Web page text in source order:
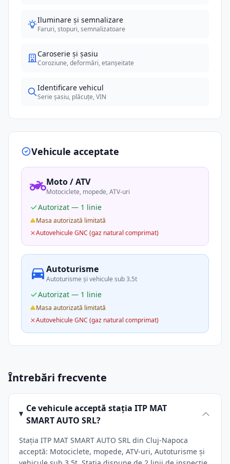
Iluminare și semnalizare
Faruri, stopuri, semnalizatoare
Caroserie și șasiu
Coroziune, deformări, etanșeitate
Identificare vehicul
Serie șasiu, plăcuțe, VIN
Vehicule acceptate
Moto / ATV
Motociclete, mopede, ATV-uri
Autorizat — 1 linie
Masa autorizată limitată
Autovehicule GNC (gaz natural comprimat)
Autoturisme
Autoturisme și vehicule sub 3.5t
Autorizat — 1 linie
Masa autorizată limitată
Autovehicule GNC (gaz natural comprimat)
Întrebări frecvente
Ce vehicule acceptă stația ITP MAT
SMART AUTO SRL?
Stația ITP MAT SMART AUTO SRL din Cluj-Napoca
acceptă: Motociclete, mopede, ATV-uri, Autoturisme și